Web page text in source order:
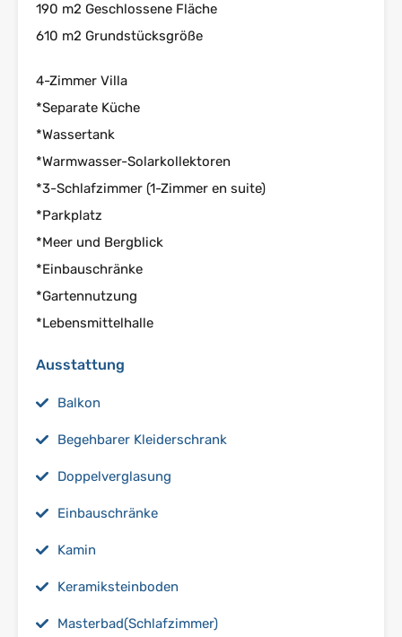
190 m2 Geschlossene Fläche
610 m2 Grundstücksgröße
4-Zimmer Villa
*Separate Küche
*Wassertank
*Warmwasser-Solarkollektoren
*3-Schlafzimmer (1-Zimmer en suite)
*Parkplatz
*Meer und Bergblick
*Einbauschränke
*Gartennutzung
*Lebensmittelhalle
Ausstattung
Balkon
Begehbarer Kleiderschrank
Doppelverglasung
Einbauschränke
Kamin
Keramiksteinboden
Masterbad(Schlafzimmer)